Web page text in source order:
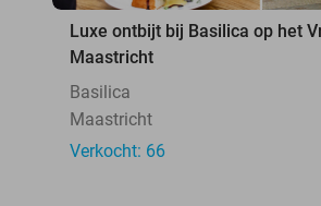
Luxe ontbijt bij Basilica op het
Maastricht
Basilica
Maastricht
Verkocht: 66